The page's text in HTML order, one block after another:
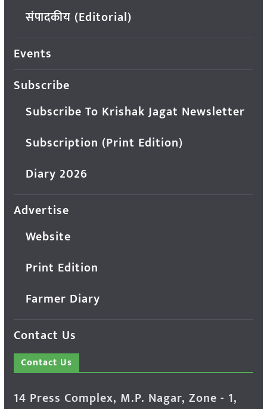
संपादकीय (Editorial)
Events
Subscribe
Subscribe To Krishak Jagat Newsletter
Subscription (Print Edition)
Diary 2026
Advertise
Website
Print Edition
Farmer Diary
Contact Us
Contact Us
14 Press Complex, M.P. Nagar, Zone - 1,